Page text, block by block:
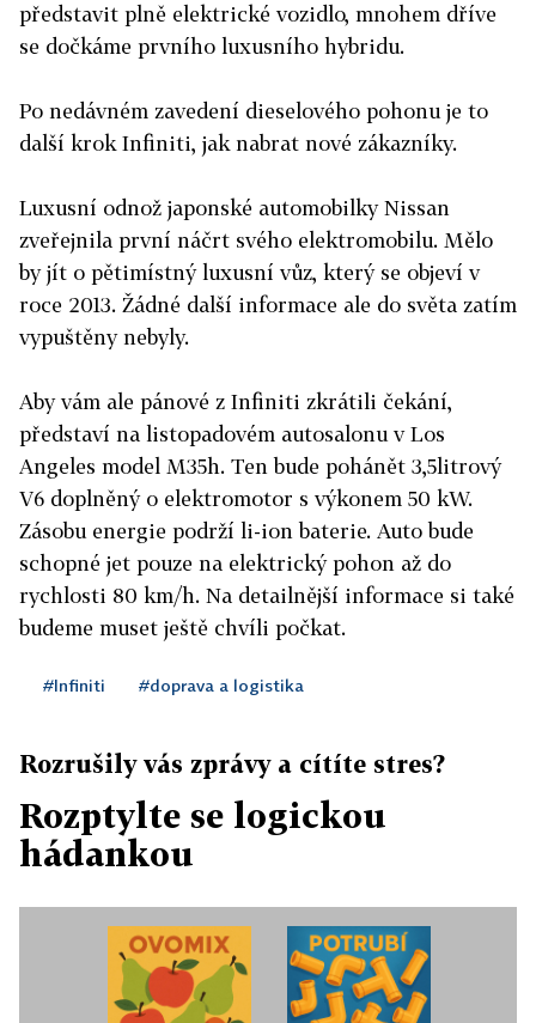
představit plně elektrické vozidlo, mnohem dříve
se dočkáme prvního luxusního hybridu.
Po nedávném zavedení dieselového pohonu je to
další krok Infiniti, jak nabrat nové zákazníky.
Luxusní odnož japonské automobilky Nissan
zveřejnila první náčrt svého elektromobilu. Mělo
by jít o pětimístný luxusní vůz, který se objeví v
roce 2013. Žádné další informace ale do světa zatím
vypuštěny nebyly.
Aby vám ale pánové z Infiniti zkrátili čekání,
představí na listopadovém autosalonu v Los
Angeles model M35h. Ten bude pohánět 3,5litrový
V6 doplněný o elektromotor s výkonem 50 kW.
Zásobu energie podrží li-ion baterie. Auto bude
schopné jet pouze na elektrický pohon až do
rychlosti 80 km/h. Na detailnější informace si také
budeme muset ještě chvíli počkat.
#Infiniti #doprava a logistika
Rozrušily vás zprávy a cítíte stres?
Rozptylte se logickou
hádankou